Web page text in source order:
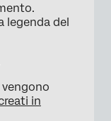
legenda del
vengono
in